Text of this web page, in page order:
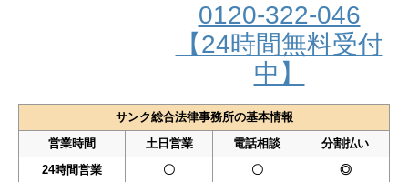
0120-322-046
【24時間無料受付
中】
サンク総合法律事務所の基本情報
営業時間
土日営業 電話相談
分割払い
24時間営業
〇 〇 ◎